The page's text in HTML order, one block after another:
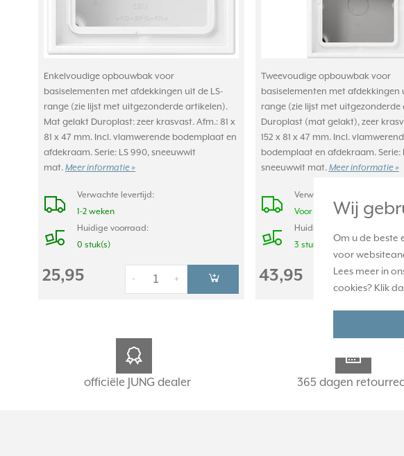
Wij
Om u de beste
voor
Lees meer in
cookies? Klik
Enkelvoudige opbouwbak voor
basiselementen met afdekkingen uit de LS-
range (zie lijst met uitgezonderde artikelen).
Mat gelakt Duroplast: zeer krasvast. Afm.: 81 x
81 x 47 mm. Incl. vlamwerende bodemplaat en
afdekraam. Serie: LS 990, sneeuwwit
mat. Meer informatie »
Verwachte levertijd:
1-2 weken
Huidige voorraad:
0 stuk(s)
25,95 +
-
Tweevoudige opbouwbak voor
basiselementen met afdekkingen
range (zie lijst met uitgezonderde
Duroplast (mat gelakt), zeer
152 x 81 x 47 mm. Incl.
bodemplaat en afdekraam. Serie:
sneeuwwit mat. Meer informatie »
Verwachte levertijd:
Voor 21u besteld, morgen in
Huidige voorraad:
3 stuk(s)
43,95
officiële JUNG dealer 365 dagen